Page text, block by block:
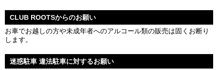
CLUB ROOTSからのお願い
お車でお越しの方や未成年者へのアルコール類の販売は固くお断り
します。
迷惑駐車 違法駐車に対するお願い